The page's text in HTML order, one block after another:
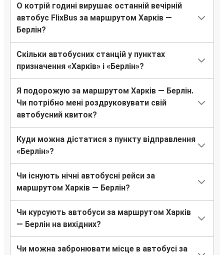
О котрій годині вирушає останній вечірній
автобус FlixBus за маршрутом Харків —
Берлін?
Скільки автобусних станцій у пунктах
призначення «Харків» і «Берлін»?
Я подорожую за маршрутом Харків — Берлін.
Чи потрібно мені роздруковувати свій
автобусний квиток?
Куди можна дістатися з пункту відправлення
«Берлін»?
Чи існують нічні автобусні рейси за
маршрутом Харків — Берлін?
Чи курсують автобуси за маршрутом Харків
— Берлін на вихідних?
Чи можна забронювати місце в автобусі за